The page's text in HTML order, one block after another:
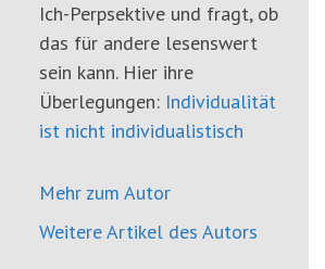
Ich-Perpsektive und fragt, ob
das für andere lesenswert
sein kann. Hier ihre
Überlegungen: Individualität
ist nicht individualistisch
Mehr zum Autor
Weitere Artikel des Autors